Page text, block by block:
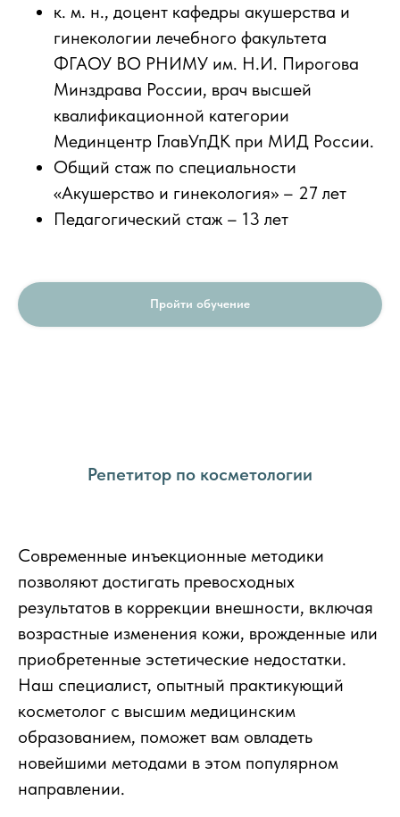
к. м. н., доцент кафедры акушерства и
гинекологии лечебного факультета
ФГАОУ ВО РНИМУ им. Н.И. Пирогова
Минздрава России, врач высшей
квалификационной категории
Мединцентр ГлавУпДК при МИД России.
Общий стаж по специальности
«Акушерство и гинекология» – 27 лет
Педагогический стаж – 13 лет
Пройти обучение
Репетитор по косметологии
Современные инъекционные методики
позволяют достигать превосходных
результатов в коррекции внешности, включая
возрастные изменения кожи, врожденные или
приобретенные эстетические недостатки.
Наш специалист, опытный практикующий
косметолог с высшим медицинским
образованием, поможет вам овладеть
новейшими методами в этом популярном
направлении.